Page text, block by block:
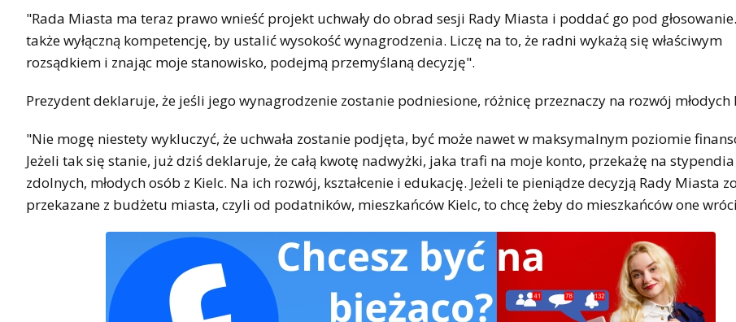
"Rada Miasta ma teraz prawo wnieść projekt uchwały do obrad sesji Rady Miasta i poddać go pod
także wyłączną kompetencję, by ustalić wysokość wynagrodzenia. Liczę na to, że radni wykażą się właściwym
rozsądkiem i znając moje stanowisko, podejmą przemyślaną decyzję".
Prezydent deklaruje, że jeśli jego wynagrodzenie zostanie podniesione, różnicę przeznaczy na rozwój młodych
"Nie mogę niestety wykluczyć, że uchwała zostanie podjęta, być może nawet w maksymalnym poziomie
Jeżeli tak się stanie, już dziś deklaruje, że całą kwotę nadwyżki, jaka trafi na moje konto, przekażę na
zdolnych, młodych osób z Kielc. Na ich rozwój, kształcenie i edukację. Jeżeli te pieniądze decyzją Rady Miasta
przekazane z budżetu miasta, czyli od podatników, mieszkańców Kielc, to chcę żeby do mieszkańców one